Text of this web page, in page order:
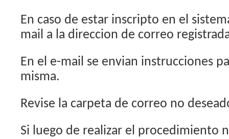
En caso de estar inscripto en el
mail a la direccion de correo
En el e-mail se envian instrucciones
misma.
Revise la carpeta de correo no
Si luego de realizar el procedimiento